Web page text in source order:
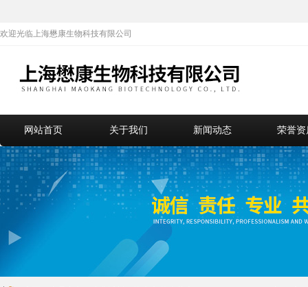
欢迎光临上海懋康生物科技有限公司
网站首页 关于我们 新闻动态 荣誉资